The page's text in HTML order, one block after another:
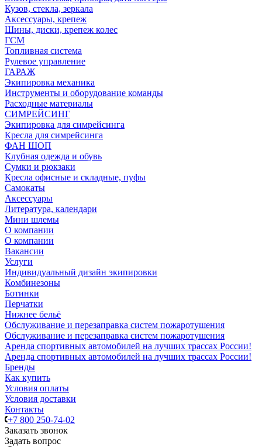
Кузов, стекла, зеркала
Аксессуары, крепеж
Шины, диски, крепеж колес
ГСМ
Топливная система
Рулевое управление
ГАРАЖ
Экипировка механика
Инструменты и оборудование команды
Расходные материалы
СИМРЕЙСИНГ
Экипировка для симрейсинга
Кресла для симрейсинга
ФАН ШОП
Клубная одежда и обувь
Сумки и рюкзаки
Кресла офисные и складные, пуфы
Самокаты
Аксессуары
Литература, календари
Мини шлемы
О компании
О компании
Вакансии
Услуги
Индивидуальный дизайн экипировки
Комбинезоны
Ботинки
Перчатки
Нижнее бельё
Обслуживание и перезаправка систем пожаротушения
Обслуживание и перезаправка систем пожаротушения
Аренда спортивных автомобилей на лучших трассах России!
Аренда спортивных автомобилей на лучших трассах России!
Бренды
Как купить
Условия оплаты
Условия доставки
Контакты
+7 800 250-74-02
Заказать звонок
Задать вопрос